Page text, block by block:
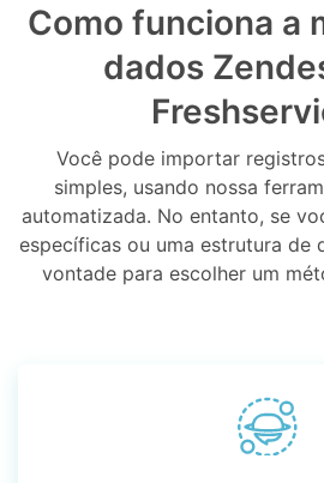
Como funciona a
dados
Você pode importar
simples, usando nossa
automatizada. No entanto, se
específicas ou uma estrutura de
vontade para escolher um